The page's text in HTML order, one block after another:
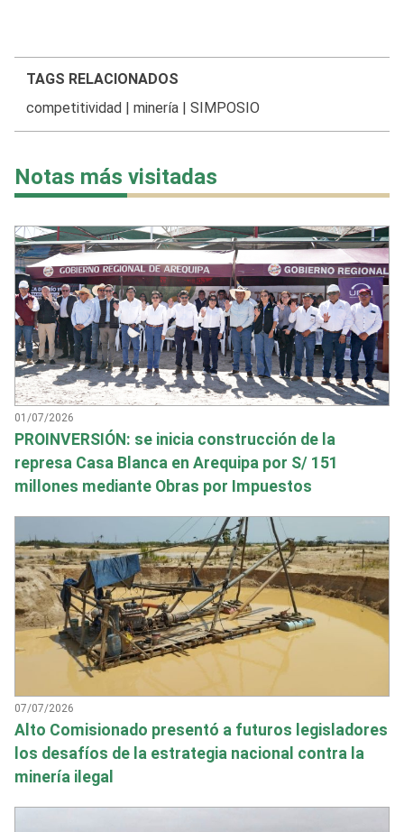
TAGS RELACIONADOS
competitividad
minería| SIMPOSIO
Notas más visitadas
01/07/2026
PROINVERSIÓN: se inicia construcción de la
represa Casa Blanca en Arequipa por S/ 151
millones mediante Obras por Impuestos
07/07/2026
Alto Comisionado presentó a futuros legisladores
los desafíos de la estrategia nacional contra la
minería ilegal